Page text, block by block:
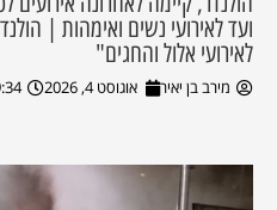
ועד לאירועי נשים ואימהות |
לאירועי אלול והחגים"
מירב בן יאיר אוגוסט 4, 2026 pm